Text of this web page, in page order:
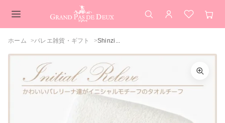
検索 アカウント
お気に入
カ
カラーを選択してください
アイボリー
Shinzi Katoh（シンジカトウ）イニシャ
ル『O』刺繍入り バレエ柄タオルチーフ
カートを見る
ホーム バレエ雑貨・ギフト Shinzi...